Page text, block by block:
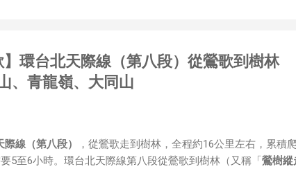
職場霸凌，這些你他媽都頂級專業戶，除此之外沒啥洨用
事情，外行人的認知被信息差，不懂加上沒實作能力去驗
比巴西黑鮑魚還黑嗎？）。反重力技術說不定也非啥黑科技
罷了。 Ray-ban Meta 的黑科技，講白了就是人家拉個百
入一個強大的 WiFi 6 晶片在裡面，一開始我猜測會不
的方式去做串流（確實 Meta 的智能眼鏡，在同步
環台北天際線（第八段）從鶯歌到樹林
、青龍嶺、大同山
線（第八段）
，從鶯歌走到樹林，全程約16公里左右，累積
5至6小時。環台北天際線第八段從鶯歌到樹林（又稱「 鶯樹縱